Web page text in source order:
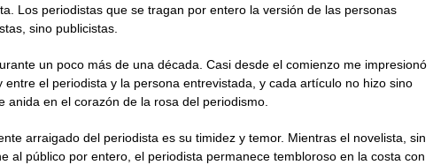
Los periodistas que se tragan por entero la versión de las personas
sino publicistas.
un poco más de una década. Casi desde el comienzo me impresionó
el periodista y la persona entrevistada, y cada artículo no hizo sino
anida en el corazón de la rosa del periodismo.
arraigado del periodista es su timidez y temor. Mientras el novelista, sin
al público por entero, el periodista permanece tembloroso en la costa con